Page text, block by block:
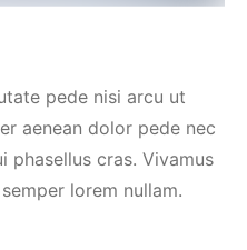
pede nisi arcu ut
aenean dolor pede nec
phasellus cras. Vivamus
lorem nullam.